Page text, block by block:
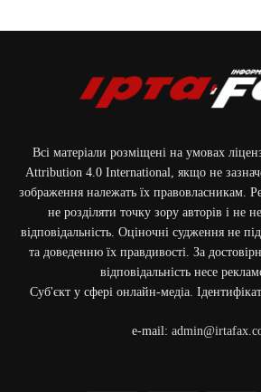
Всі матеріали розміщені на умовах
Attribution 4.0 International, якщо не
зображення належать їх правовласникам.
не розділяти точку зору авторів і не
відповідальність. Оціночні судження не
та доведенню їх правдивості. За
відповідальність несе
Cуб'єкт у сфері онлайн-медіа.
e-mail: